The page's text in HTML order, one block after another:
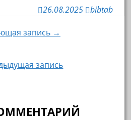
26.08.2025 bibtab
запись →
запись